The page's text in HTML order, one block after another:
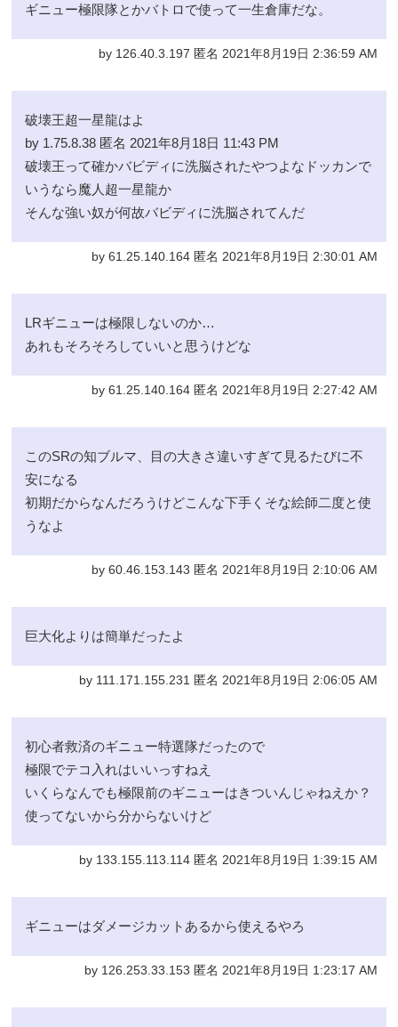
ギニュー極限隊とかバトロで使って一生倉庫だな。
by 126.40.3.197 匿名 2021年8月19日 2:36:59 AM
破壊王超一星龍はよ
by 1.75.8.38 匿名 2021年8月18日 11:43 PM
破壊王って確かバビディに洗脳されたやつよなドッカンで
いうなら魔人超一星龍か
そんな強い奴が何故バビディに洗脳されてんだ
by 61.25.140.164 匿名 2021年8月19日 2:30:01 AM
LRギニューは極限しないのか…
あれもそろそろしていいと思うけどな
by 61.25.140.164 匿名 2021年8月19日 2:27:42 AM
このSRの知ブルマ、目の大きさ違いすぎて見るたびに不
安になる
初期だからなんだろうけどこんな下手くそな絵師二度と使
うなよ
by 60.46.153.143 匿名 2021年8月19日 2:10:06 AM
巨大化よりは簡単だったよ
by 111.171.155.231 匿名 2021年8月19日 2:06:05 AM
初心者救済のギニュー特選隊だったので
極限でテコ入れはいいっすねえ
いくらなんでも極限前のギニューはきついんじゃねえか？
使ってないから分からないけど
by 133.155.113.114 匿名 2021年8月19日 1:39:15 AM
ギニューはダメージカットあるから使えるやろ
by 126.253.33.153 匿名 2021年8月19日 1:23:17 AM